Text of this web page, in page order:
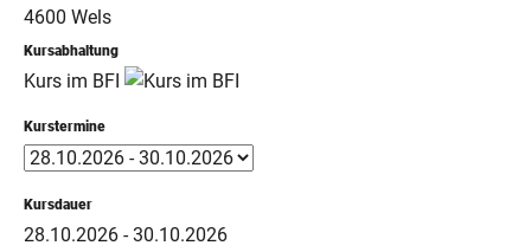
4600 Wels
Kursabhaltung
Kurs im BFI
Kurstermine
Kursdauer
28.10.2026 - 30.10.2026